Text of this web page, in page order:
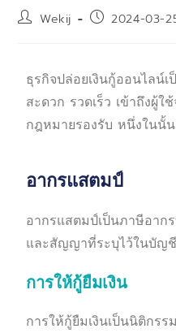
Wekij 2024-03-
ธุรกิจปล่อยเงินกู้ออนไลน์เ
สะดวก รวดเร็ว เข้าถึงผู้
กฎหมายรองรับ หนึ่งในนั้
อากรแสตมป์
อากรแสตมป์เป็นภาษีอาก
และสัญญาที่ระบุไว้ในบัญ
การให้กู้ยืมเงิน
การให้กู้ยืมเงินเป็นนิติกร